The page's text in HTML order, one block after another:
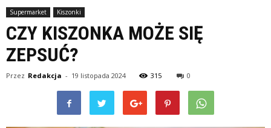
chlopak.pl
Supermarket Kiszonki
CZY KISZONKA MOŻE SIĘ
ZEPSUĆ?
Przez Redakcja - 19 listopada 2024 315 0